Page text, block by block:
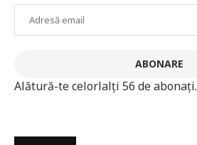
ABONARE
Alătură-te celorlalți 56 de abonați.